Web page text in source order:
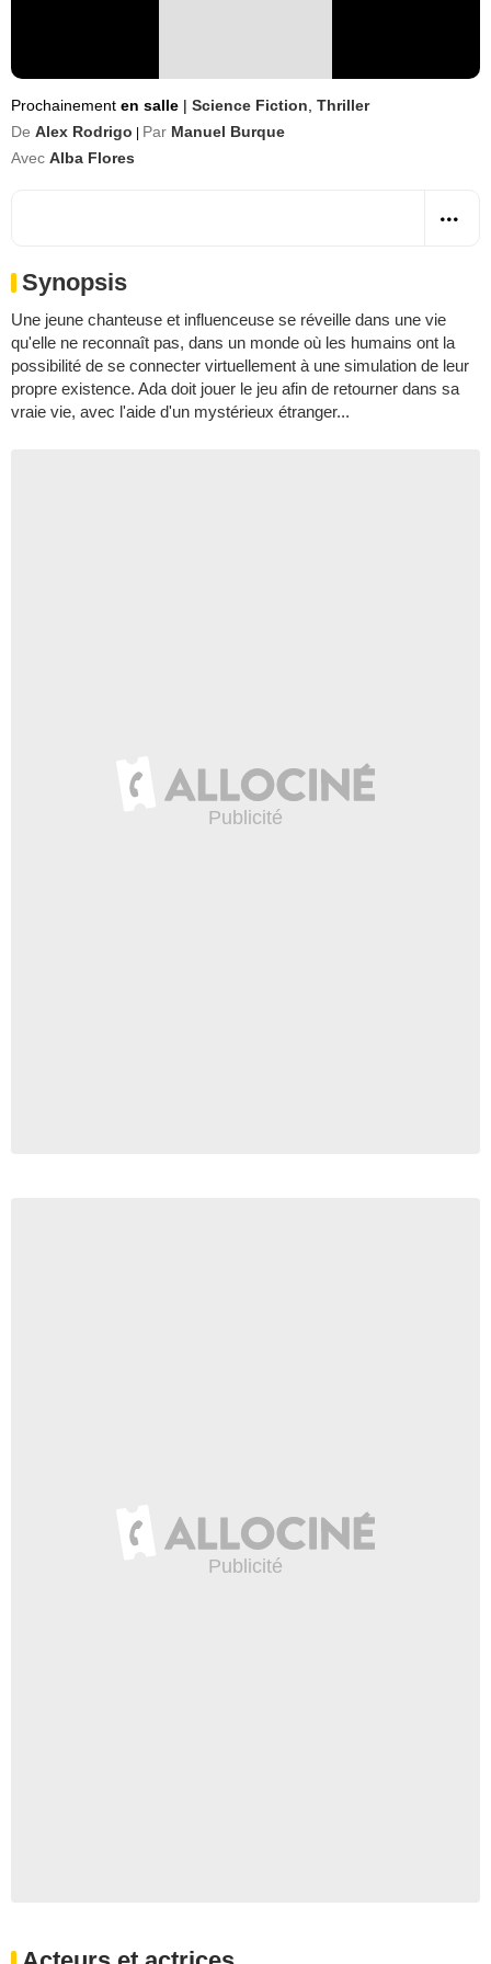
Prochainement en salle | Science Fiction Thriller
De Alex Rodrigo Par Manuel Burque
Avec Alba Flores
Synopsis
Une jeune chanteuse et influenceuse se réveille dans une vie
qu'elle ne reconnaît pas, dans un monde où les humains ont la
possibilité de se connecter virtuellement à une simulation de leur
propre existence. Ada doit jouer le jeu afin de retourner dans sa
vraie vie, avec l'aide d'un mystérieux étranger...